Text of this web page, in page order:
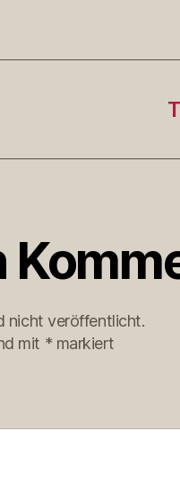
nicht veröffentlicht.
mit * markiert